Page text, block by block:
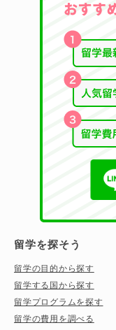
留学を探そう
留学の目的から探す
留学する国から探す
留学プログラムを探す
留学の費用を調べる